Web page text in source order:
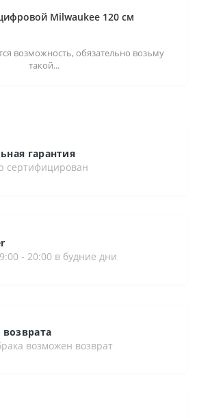
Milwaukee 120 см
возможность, обязательно возьму
такой...
гарантия
сертифицирован
- 20:00 в будние дни
возврата
возможен возврат